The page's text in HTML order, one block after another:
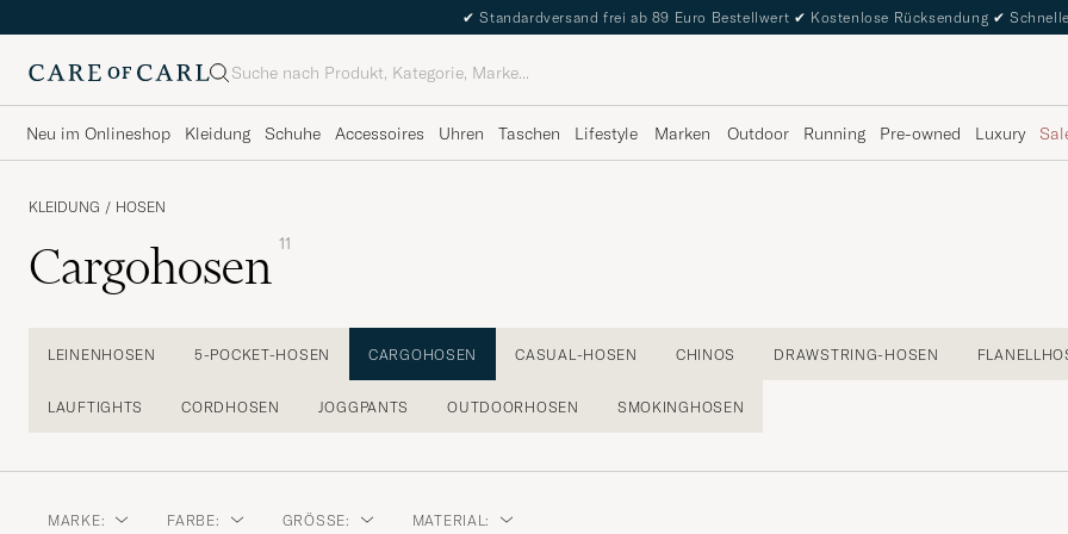
✔ Standardversand frei ab 89 Euro Bestellwert ✔ Kostenlose Rücksendung ✔
Suche
Neu im Onlineshop Kleidung Schuhe Accessoires Uhren Taschen Lifestyle Marken Outdoor Running Pre-owned Luxury
KLEIDUNG / HOSEN
Cargohosen 11
LEINENHOSEN 5-POCKET-HOSEN CARGOHOSEN CASUAL-HOSEN CHINOS DRAWSTRING-HOSEN
LAUFTIGHTS CORDHOSEN JOGGPANTS OUTDOORHOSEN SMOKINGHOSEN
MARKE: FARBE: GRÖSSE: MATERIAL: